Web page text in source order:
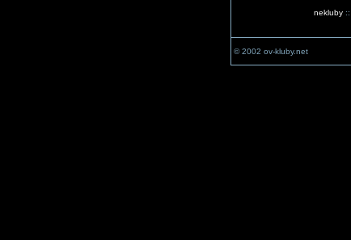
nekluby::
© 2002 ov-kluby.net